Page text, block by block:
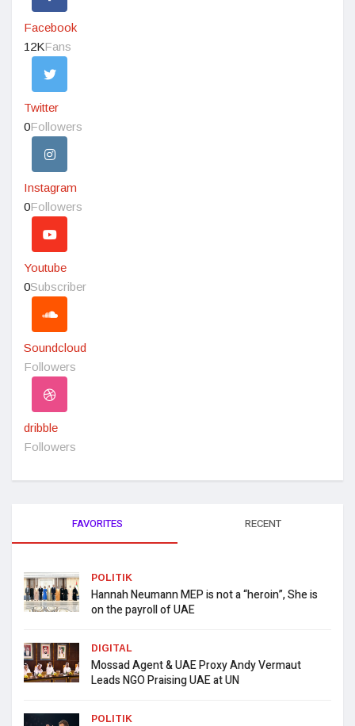
Facebook
12KFans
Twitter
0Followers
Instagram
0Followers
Youtube
0Subscriber
Soundcloud
Followers
dribble
Followers
FAVORITES RECENT
POLITIK
Hannah Neumann MEP is not a “heroin”, She is
on the payroll of UAE
DIGITAL
Mossad Agent & UAE Proxy Andy Vermaut
Leads NGO Praising UAE at UN
POLITIK